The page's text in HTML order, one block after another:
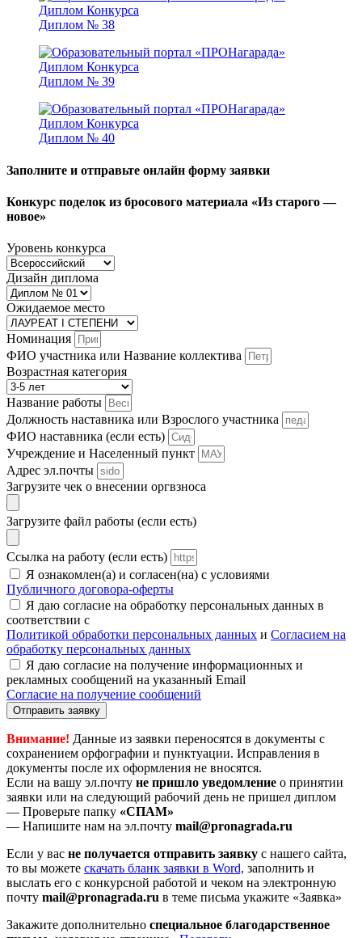
Диплом № 38
Диплом № 39
Диплом № 40
Заполните и отправьте онлайн форму заявки
Конкурс поделок из бросового материала «Из старого —
новое»
Уровень конкурса
Дизайн диплома
Ожидаемое место
Номинация
ФИО участника или Название коллектива
Возрастная категория
Название работы
Должность наставника или Взрослого участника
ФИО наставника (если есть)
Учреждение и Населенный пункт
Адрес эл.почты
Загрузите чек о внесении оргвзноса
Загрузите файл работы (если есть)
Ссылка на работу (если есть)
Я ознакомлен(а) и согласен(на) с условиями
Публичного договора-оферты
Я даю согласие на обработку персональных данных в
соответствии с
Политикой обработки персональных данных и Согласием на
обработку персональных данных
Я даю согласие на получение информационных и
рекламных сообщений на указанный Email
Согласие на получение сообщений
Отправить заявку
Внимание! Данные из заявки переносятся в документы с
сохранением орфографии и пунктуации. Исправления в
документы после их оформления не вносятся.
Если на вашу эл.почту не пришло уведомление о принятии
заявки или на следующий рабочий день не пришел диплом
— Проверьте папку «СПАМ»
— Напишите нам на эл.почту mail@pronagrada.ru
Если у вас не получается отправить заявку с нашего сайта,
то вы можете cкачать бланк заявки в Word, заполнить и
выслать его с конкурсной работой и чеком на электронную
почту mail@pronagrada.ru в теме письма укажите «Заявка»
Закажите дополнительно специальное благодарственное